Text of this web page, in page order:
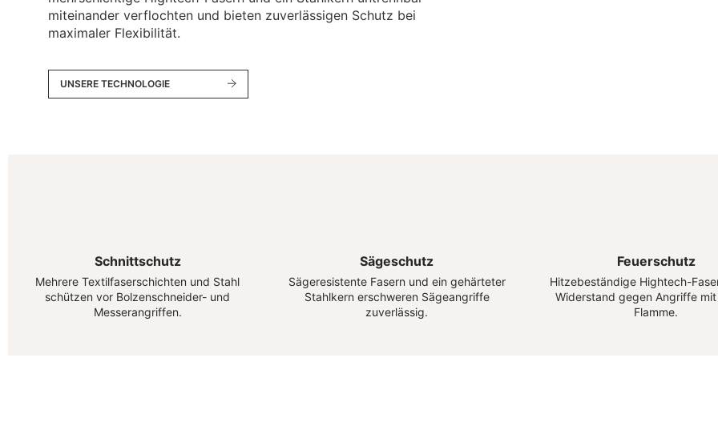
miteinander verflochten und bieten zuverlässigen Schutz bei
maximaler Flexibilität.
UNSERE TECHNOLOGIE
Schnittschutz
Mehrere Textilfaserschichten und Stahl
schützen vor Bolzenschneider- und
Messerangriffen.
Sägeschutz
Sägeresistente Fasern und ein gehärteter
Stahlkern erschweren Sägeangriffe
zuverlässig.
Feuerschutz
Hitzebeständige Hightech-
Widerstand gegen Angriffe
Flamme.